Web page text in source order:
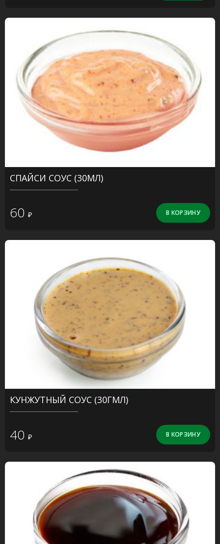
СПАЙСИ СОУС (30МЛ)
60 ₽
КУНЖУТНЫЙ СОУС (30ГМЛ)
40 ₽